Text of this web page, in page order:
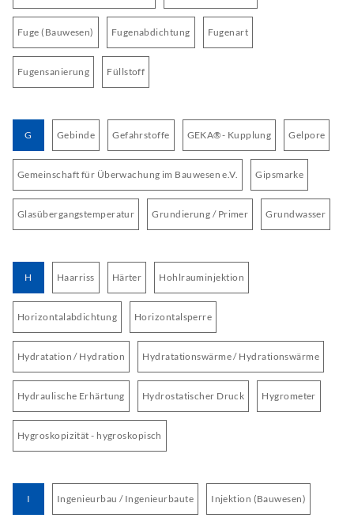
Fuge (Bauwesen) Fugenabdichtung Fugenart
Fugensanierung Füllstoff
G Gebinde Gefahrstoffe GEKA®- Kupplung Gelpore
Gemeinschaft für Überwachung im Bauwesen e.V. Gipsmarke
Glasübergangstemperatur Grundierung / Primer Grundwasser
H Haarriss Härter Hohlrauminjektion
Horizontalabdichtung Horizontalsperre
Hydratation / Hydration Hydratationswärme / Hydrationswärme
Hydraulische Erhärtung Hydrostatischer Druck Hygrometer
Hygroskopizität - hygroskopisch
I Ingenieurbau / Ingenieurbaute Injektion (Bauwesen)